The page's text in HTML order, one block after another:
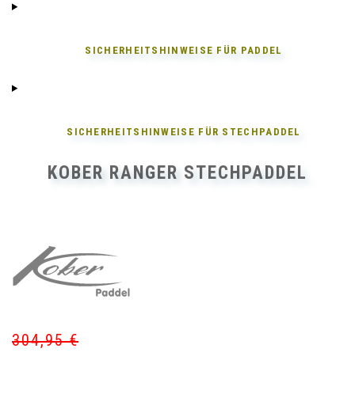
SICHERHEITSHINWEISE FÜR PADDEL
SICHERHEITSHINWEISE FÜR STECHPADDEL
KOBER RANGER STECHPADDEL
304,95€